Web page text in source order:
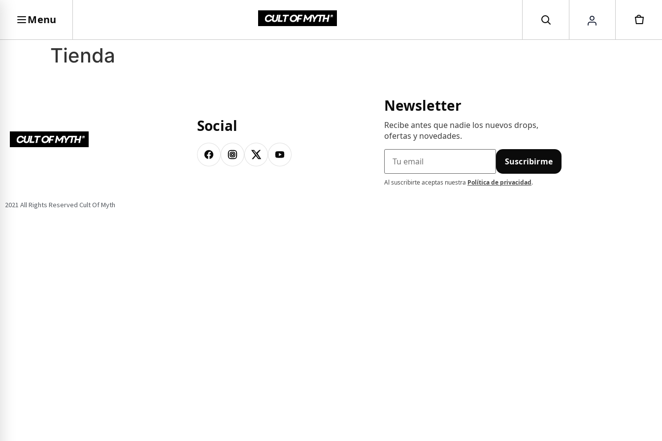
Menu
Tienda
Social
Newsletter
Recibe antes que nadie los nuevos drops,
ofertas y novedades.
Suscribirme
Al suscribirte aceptas nuestra Política de privacidad.
2021 All Rights Reserved Cult Of Myth